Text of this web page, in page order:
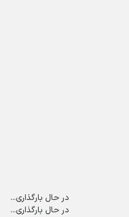
در حال بارگذاری...
در حال بارگذاری...